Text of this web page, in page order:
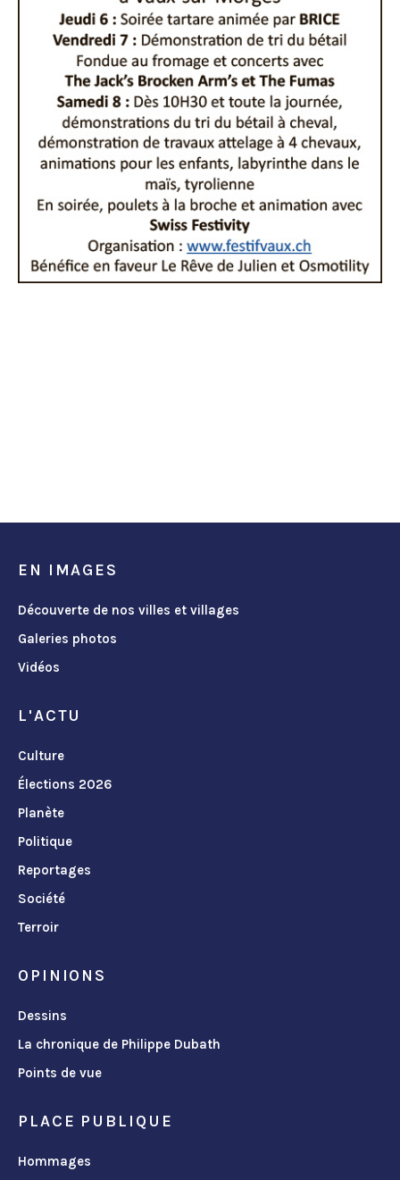
EN IMAGES
Découverte de nos villes et villages
Galeries photos
Vidéos
L'ACTU
Culture
Élections 2026
Planète
Politique
Reportages
Société
Terroir
OPINIONS
Dessins
La chronique de Philippe Dubath
Points de vue
PLACE PUBLIQUE
Hommages